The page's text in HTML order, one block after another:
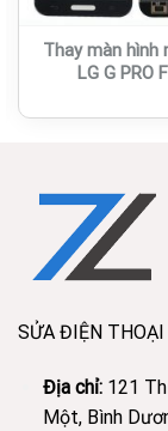
Thay màn hình
LG G PRO
SỬA ĐIỆN
Địa chỉ: 121
Một, Bình